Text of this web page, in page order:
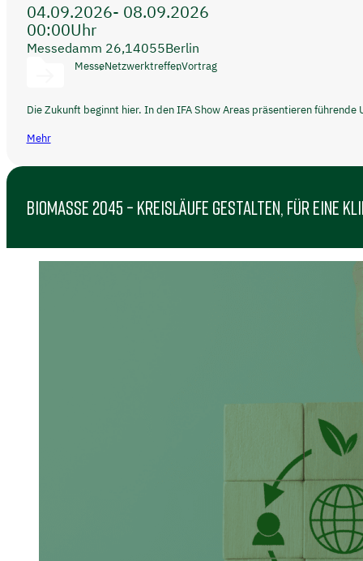
04.09.2026- 08.09.2026
00:00Uhr
Messedamm 26,14055Berlin
MesseNetzwerktreffenVortrag
Die Zukunft beginnt hier. In den IFA Show Areas präsentieren
Mehr
BIOMASSE 2045 – KREISLÄUFE GESTALTEN, FÜR EINE